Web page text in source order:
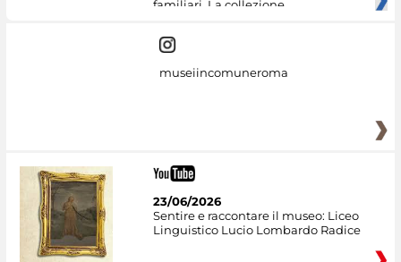
familiari. La collezione
museiincomuneroma
23/06/2026
Sentire e raccontare il museo: Liceo
Linguistico Lucio Lombardo Radice